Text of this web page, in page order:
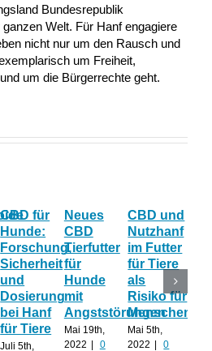
Bundesrepublik
Welt. Für Hanf engagiere
nicht nur um den Rausch und
um Freiheit,
um die Bürgerrechte geht.
CBD für
Hunde:
Forschung,
Sicherheit
und
Dosierung
bei Hanf
für Tiere
Juli 5th,
Neues
CBD
Tierfutter
für
Hunde
mit
Angststörungen
Mai 19th,
2022
0
CBD und
Nutzhanf
im Futter
für Tiere
als
Risiko für
Menschen?
Mai 5th,
2022
0